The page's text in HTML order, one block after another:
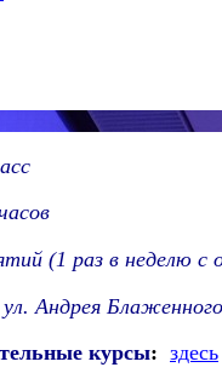
(1 раз в неделю с
ул. Андрея
курсы: здесь